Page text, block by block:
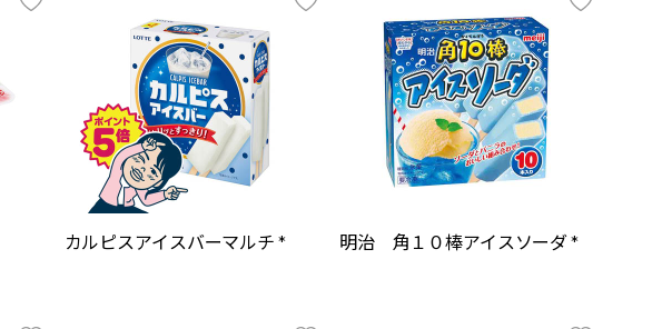
カルピスアイスバーマルチ * 明治 角１０棒アイスソーダ *